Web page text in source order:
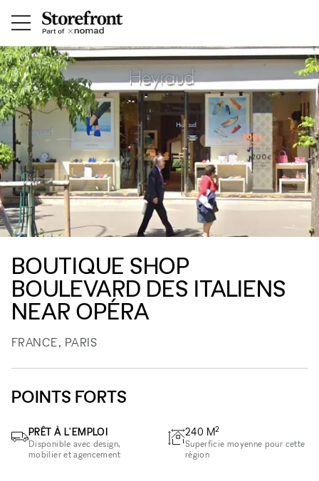
BOUTIQUE SHOP
BOULEVARD DES ITALIENS
NEAR OPÉRA
FRANCE, PARIS
POINTS FORTS
PRÊT À L'EMPLOI
Disponible avec design,
mobilier et agencement
240 M2
Superficie moyenne pour cette
région